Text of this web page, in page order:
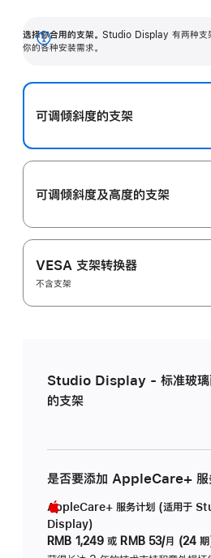
选择你合用的支架。 Studio Display 有两种支
你的各种安装需求。
展
可调倾斜度的支架
可调倾斜度及高‍度的支‍架
VESA 支架转换器
不含支架
Studio Display - 标准玻璃
的支架
是否要添加 AppleCare+ 服
AppleCare+ 服务计划 (适用于
Display)
RMB 1,249 或 RMB 53/月 (24